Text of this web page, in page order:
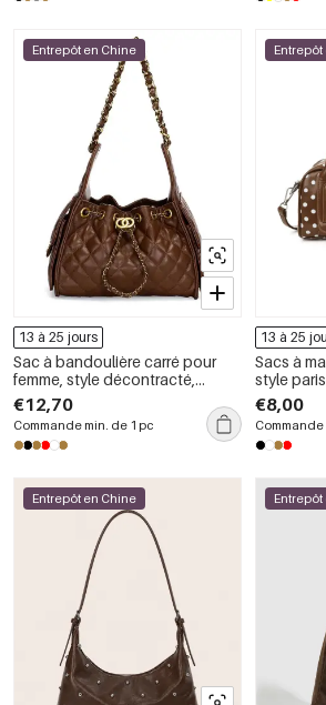
Entrepôt en Chine
13 à 25 jours
Sac à bandoulière carré pour
femme, style décontracté,
matelassé, finitions métalliques,
couleur unie, chaîne, en PU de
qualité supérieure
€12,70
Commande min. de 1 pc
13 à 25
Sacs à
style
pois unis,
supérieure
€8,00
Commande
Entrepôt en Chine